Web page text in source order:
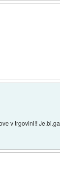
v trgovini!! Je.bi.ga